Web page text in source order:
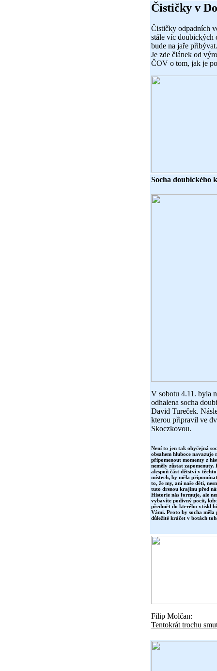
Čističky v
Čističky odpadních
stále víc doubických
bude na jaře přibývat.
Je zde článek od
ČOV o tom, jak je
Socha doubického
V sobotu 4.11. byla
odhalena socha
David Tureček.
kterou připravil ve
Skoczkovou.
Není to jen tak obyčejná
obsahem hluboce navazuje
připomenout momenty z
neměly zůstat zapomenuty.
alespoň část dětství v
místech, by měla
to, že my, ani naše děti,
tuto drsnou krajinu před
Historie nás formuje, ale
vybavíte podivný pocit,
předmět do kterého vtiskl
Vámi. Proto by socha měla
důležité kráčet v botách
Filip Molčan:
Tentokrát trochu